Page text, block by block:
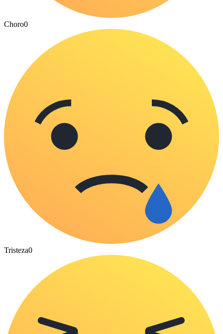
Choro0
Tristeza0